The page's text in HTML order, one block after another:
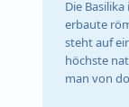
Die
erbaute
steht auf
höchste
man von